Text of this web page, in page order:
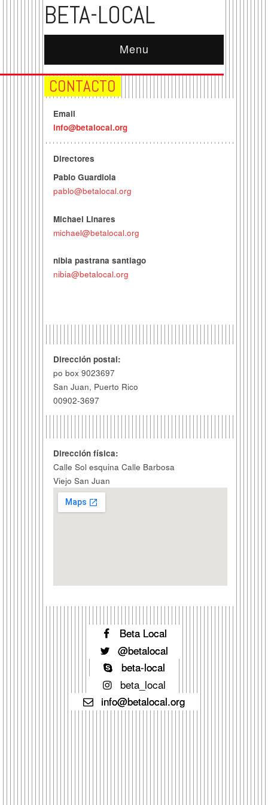
BETA-LOCAL
Menu
CONTACTO
Email
info@betalocal.org
Directores
Pablo Guardiola
pablo@betalocal.org
Michael Linares
michael@betalocal.org
nibia pastrana santiago
nibia@betalocal.org
Dirección postal:
po box 9023697
San Juan, Puerto Rico
00902-3697
Dirección física:
Calle Sol esquina Calle Barbosa
Viejo San Juan
Beta Local
@betalocal
beta-local
beta_local
info@betalocal.org